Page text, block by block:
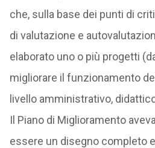
che, sulla base dei punti di
di valutazione e
elaborato uno o più progetti
migliorare il funzionamento
livello amministrativo,
Il Piano di Miglioramento
essere un disegno completo